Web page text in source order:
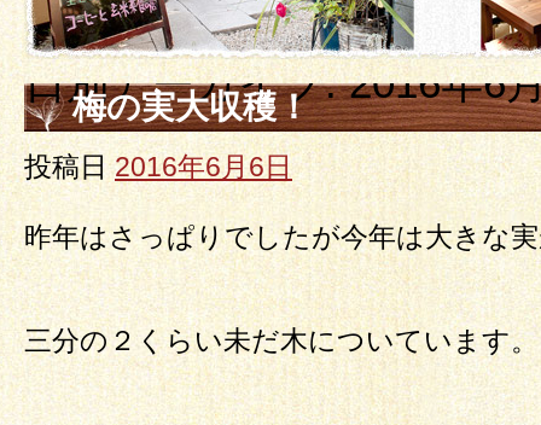
日別アーカイブ:2016年6
梅の実大収穫！
投稿日 2016年6月6日
昨年はさっぱりでしたが今年は大きな
三分の２くらい未だ木についています。